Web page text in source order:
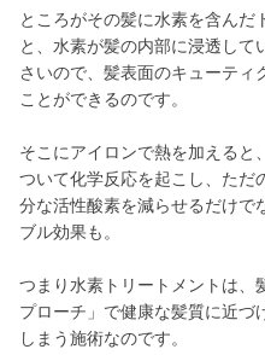
ところがその髪に水素を含んだ
と、水素が髪の内部に浸透して
さいので、髪表面のキューティ
ことができるのです。
そこにアイロンで熱を加えると
ついて化学反応を起こし、ただ
分な活性酸素を減らせるだけで
ブル効果も。
つまり水素トリートメントは、
プローチ」で健康な髪質に近づ
しまう施術なのです。